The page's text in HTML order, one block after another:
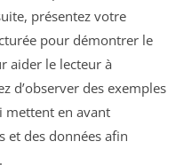
présentez votre
pour démontrer le
aider le lecteur à
d’observer des exemples
mettent en avant
et des données afin